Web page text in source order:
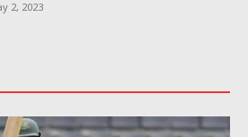
2, 2023